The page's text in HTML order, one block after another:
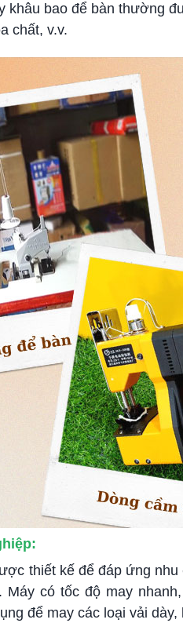
khâu bao để bàn thường
chất, v.v.
thiết kế để đáp ứng
Máy có tốc độ may
để may các loại vải